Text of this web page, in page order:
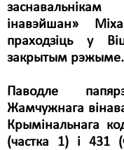
інавэйшан»
праходзіць у
закрытым рэжыме.
Паводле
Жамчужнага
Крымінальнага
(частка 1) і 431